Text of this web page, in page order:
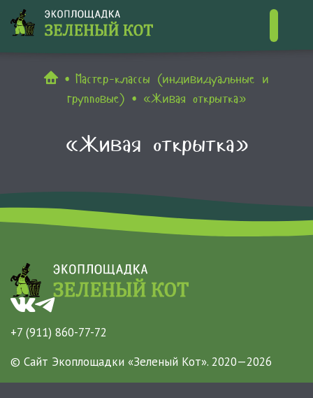
Контакты
Мастер-классы (индивидуальные и
групповые)
«Живая открытка»
«Живая открытка»
+7 (911) 860-77-72
© Сайт Экоплощадки «Зеленый Кот». 2020—2026